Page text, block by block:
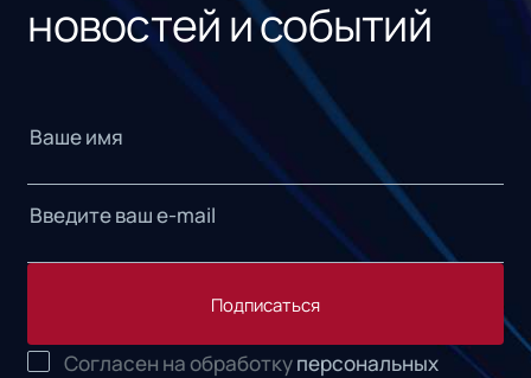
новостей и событий
Подписаться
Согласен на обработкуперсональных